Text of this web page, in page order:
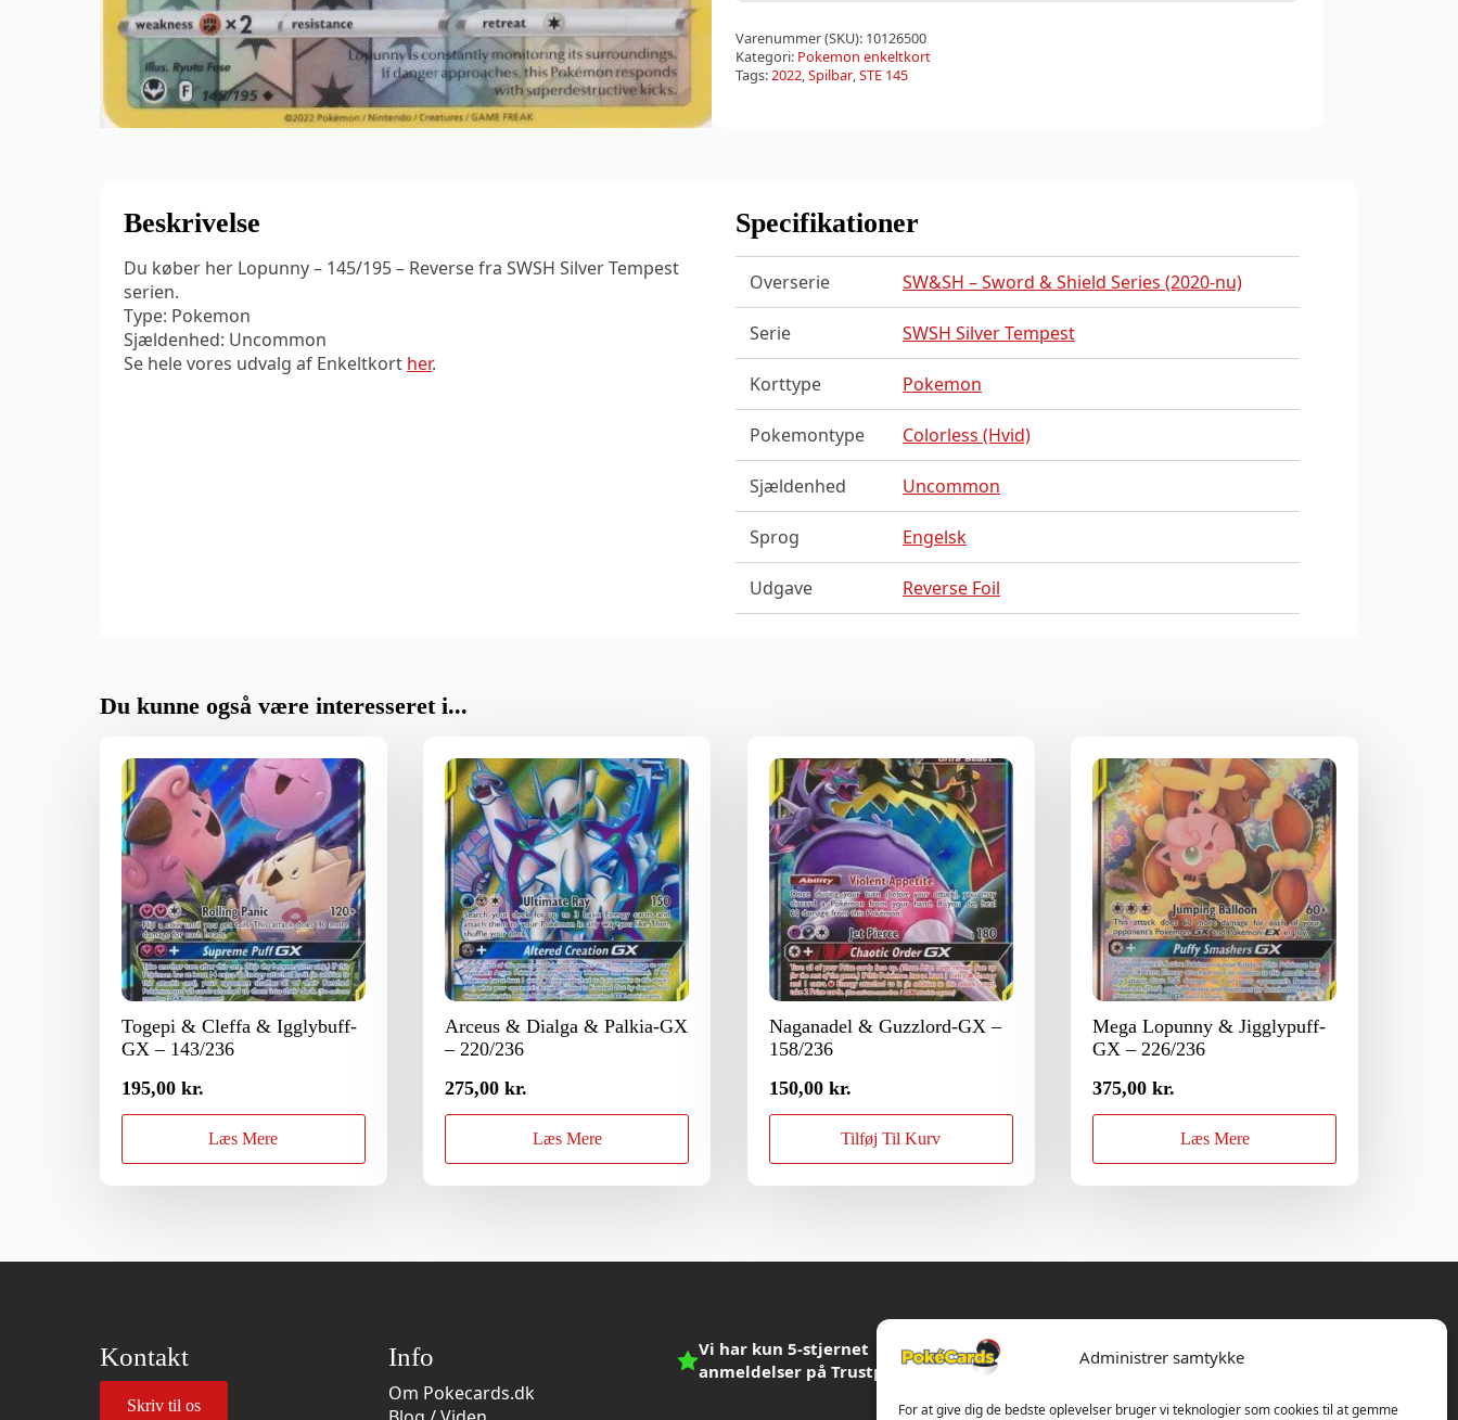
Administrer samtykke
For at give dig de bedste oplevelser bruger vi teknologier som cookies til at gemme
Varenummer (SKU): 10126500
Kategori: Pokemon enkeltkort
Tags:2022,Spilbar,STE 145
Beskrivelse
Du køber her Lopunny – 145/195 – Reverse fra SWSH Silver Tempest
serien.
Type: Pokemon
Sjældenhed: Uncommon
Se hele vores udvalg af Enkeltkort her.
Specifikationer
Overserie SW&SH – Sword & Shield Series (2020-nu)
Serie SWSH Silver Tempest
Korttype Pokemon
Pokemontype Colorless (Hvid)
Sjældenhed Uncommon
Sprog Engelsk
Udgave Reverse Foil
Du kunne også være interesseret i...
Togepi & Cleffa & Igglybuff-
GX – 143/236
195,00 kr.
Læs Mere
Arceus & Dialga & Palkia-GX
– 220/236
275,00kr.
Læs Mere
Naganadel & Guzzlord-GX –
158/236
150,00 kr.
Tilføj Til Kurv
Mega Lopunny & Jigglypuff-
GX – 226/236
375,00kr.
Læs Mere
Kontakt
Skriv til os
Info
Om Pokecards.dk
Vi har kun 5-stjernet
anmeldelser på Trustpilot